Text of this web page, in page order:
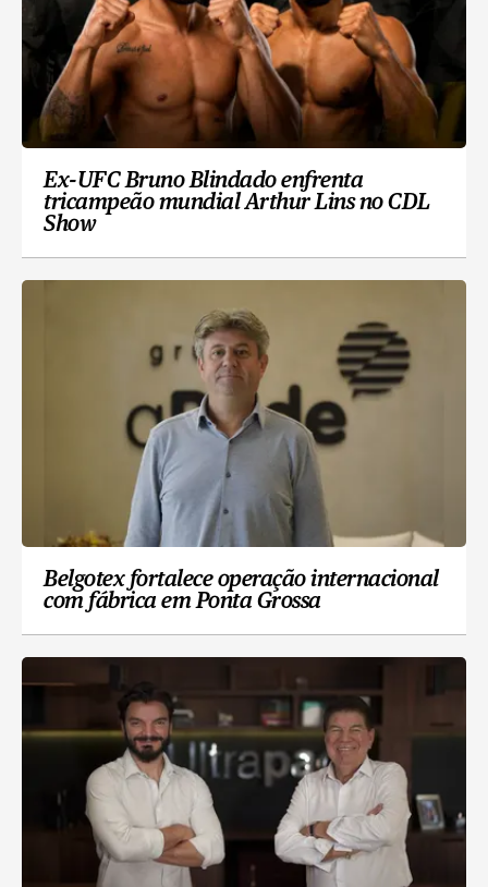
Ex-UFC Bruno Blindado enfrenta
tricampeão mundial Arthur Lins no CDL
Show
Belgotex fortalece operação internacional
com fábrica em Ponta Grossa